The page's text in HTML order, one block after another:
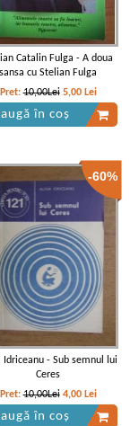
Catalin Fulga - A doua
sansa cu Stelian Fulga
Pret:10,00Lei 5,00 Lei
în coș
-60%
Idriceanu - Sub semnul lui
Ceres
Pret:10,00Lei 4,00 Lei
în coș